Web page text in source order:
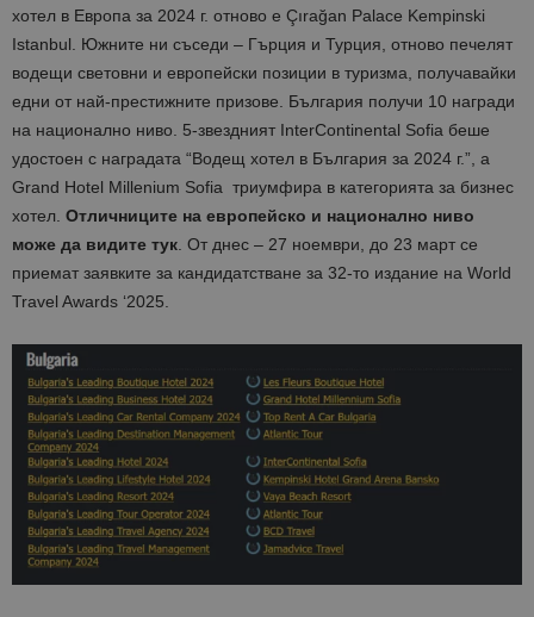
хотел в Европа за 2024 г. отново е Çırağan Palace Kempinski
Istanbul. Южните ни съседи – Гърция и Турция, отново печелят
водещи световни и европейски позиции в туризма, получавайки
едни от най-престижните призове. България получи 10 награди
на национално ниво. 5-звездният InterContinental Sofia беше
удостоен с наградата “Водещ хотел в България за 2024 г.”, а
Grand Hotel Millenium Sofia триумфира в категорията за бизнес
хотел. Отличниците на европейско и национално ниво
може да видите тук. От днес – 27 ноември, до 23 март се
приемат заявките за кандидатстване за 32-то издание на World
Travel Awards ‘2025.